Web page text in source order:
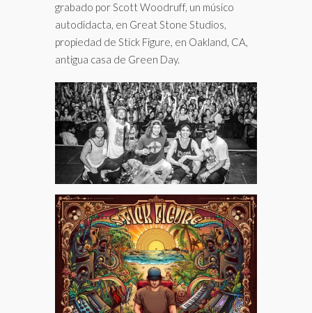
grabado por Scott Woodruff, un músico
autodidacta, en Great Stone Studios,
propiedad de Stick Figure, en Oakland, CA,
antigua casa de Green Day.